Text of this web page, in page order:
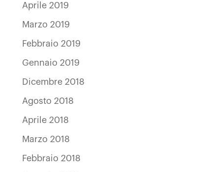
Aprile 2019
Marzo 2019
Febbraio 2019
Gennaio 2019
Dicembre 2018
Agosto 2018
Aprile 2018
Marzo 2018
Febbraio 2018